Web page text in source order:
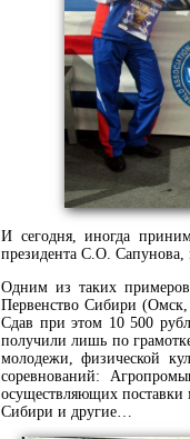
И сегодня, иногда
президента С.О.
Одним из таких
Первенство Сибири (Омск,
Сдав при этом 10 500
получили лишь по
молодежи, физической
соревнований:
осуществляющих поставки
Сибири и другие…